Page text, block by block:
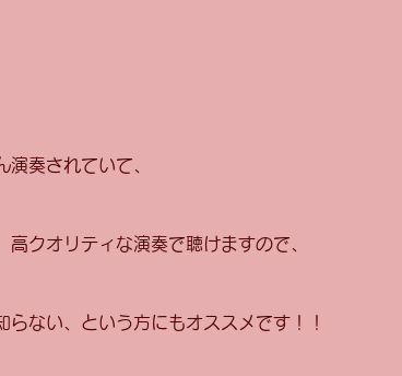
奏されていて、
クオリティな演奏で聴けますので、
ない、という方にもオススメです！！